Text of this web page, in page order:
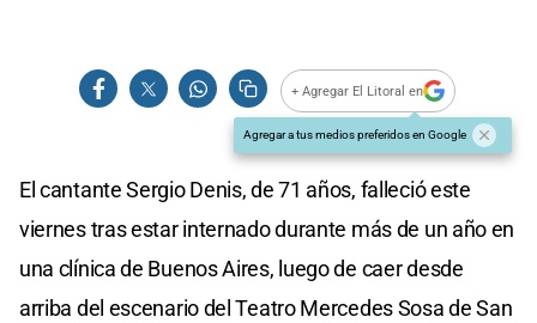
+ Agregar El Litoral en
Agregar a tus medios preferidos en Google
El cantante Sergio Denis, de 71 años, falleció este
viernes tras estar internado durante más de un año en
una clínica de Buenos Aires, luego de caer desde
arriba del escenario del Teatro Mercedes Sosa de San